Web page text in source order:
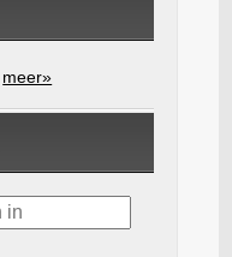
meer»